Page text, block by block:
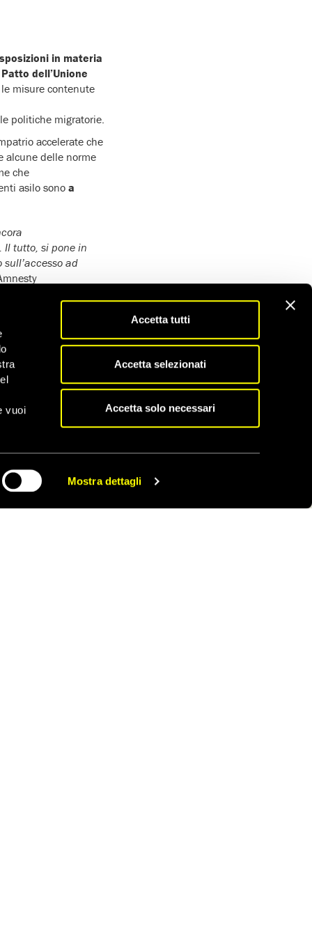
vuoi
Mostra dettagli
Accetta tutti
Accetta selezionati
Accetta solo necessari
in materia
dell’Unione
misure contenute
politiche migratorie.
accelerate che
alcune delle norme
che
asilo sono a
Il tutto, si pone in
ad
Scopri tutti gli appelli
CONDIVIDI